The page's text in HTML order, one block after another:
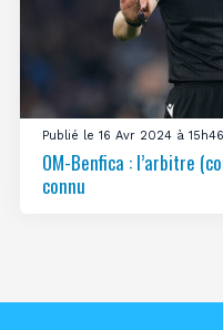
Publié le 16 Avr 2024 à 15h46
OM-Benfica : l’arbitre
connu